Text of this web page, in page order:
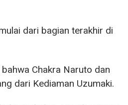
dari bagian terakhir di
Chakra Naruto dan
dari Kediaman Uzumaki.